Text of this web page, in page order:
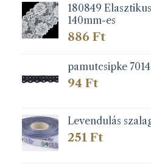
180849
140mm-es
886 Ft
pamutcsipke
94 Ft
Levendulás
251 Ft